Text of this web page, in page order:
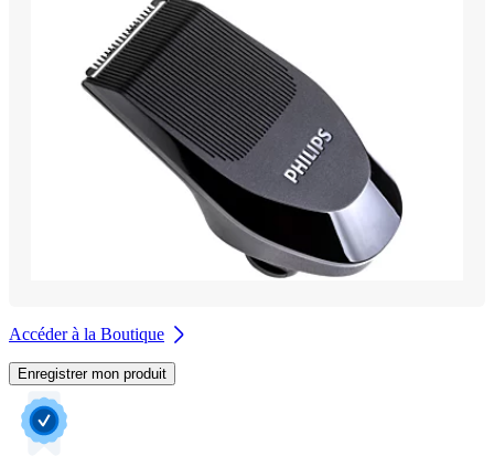
Accéder à la Boutique
Enregistrer mon produit